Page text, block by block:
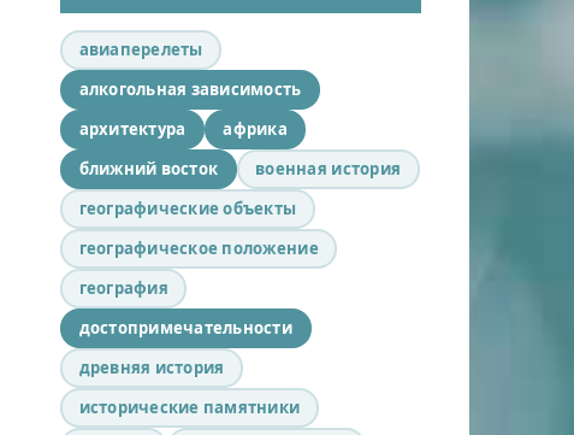
авиаперелеты
алкогольная зависимость
архитектура
африка
ближний восток
военная история
географические объекты
географическое положение
география
достопримечательности
древняя история
исторические памятники